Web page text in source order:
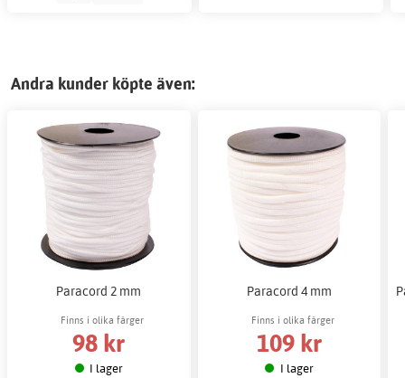
Andra kunder köpte även:
Paracord 2 mm
Finns i olika färger
98 kr
I lager
Paracord 4 mm
Finns i olika färger
109 kr
I lager